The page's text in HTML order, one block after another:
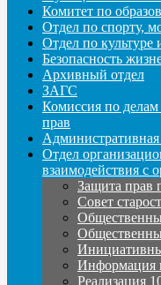
Комитет по
Отдел по спорту,
Отдел по культуре
Безопасность
Архивный отдел
ЗАГС
Комиссия по
прав
Отдел
взаимодействия с
Защита прав
Совет старост
Информация
Реализация